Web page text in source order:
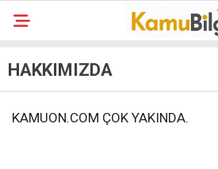
HAKKIMIZDA
KAMUON.COM ÇOK YAKINDA.